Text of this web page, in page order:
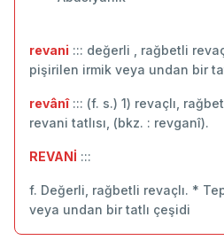
revani ::: değerli , rağbetli
pişirilen irmik veya undan bir
revânî::: (f. s.) 1) revaçlı,
revani tatlısı, (bkz. : revganî).
REVANİ :::
f. Değerli, rağbetli revaçlı. *
veya undan bir tatlı çeşidi